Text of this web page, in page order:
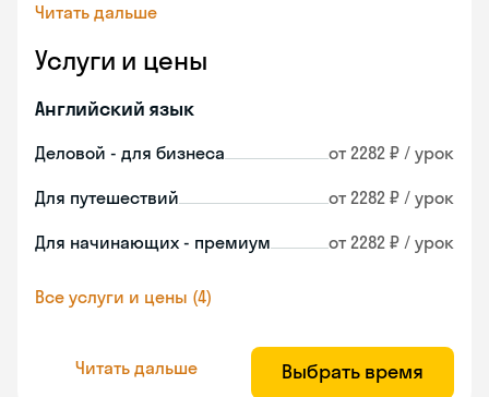
Читать дальше
Услуги и цены
Английский язык
Деловой - для бизнеса от 2282 ₽ / урок
Для путешествий от 2282 ₽ / урок
Для начинающих - премиум от 2282 ₽ / урок
Все услуги и цены (4)
Читать дальше Выбрать время